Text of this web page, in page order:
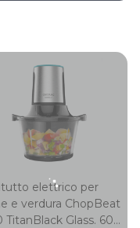
elettrico per
e verdura ChopBeat
TitanBlack Glass. 600